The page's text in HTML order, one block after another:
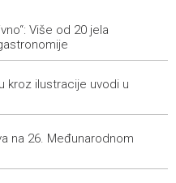
posjetitelja na Piroti
i pregrijavanja ključni
prenoćilo devet zeničkih
mnogi zbog popusta
Više od 20 jela
kroz ilustracije uvodi u
na 26. Međunarodnom